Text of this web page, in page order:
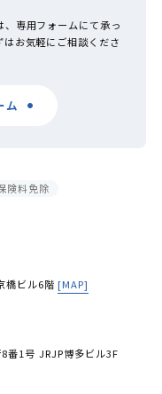
専用フォームにて承っ
お気軽にご相談くださ
ム
険料免除
橋ビル6階 [MAP]
番1号 JRJP博多ビル3F